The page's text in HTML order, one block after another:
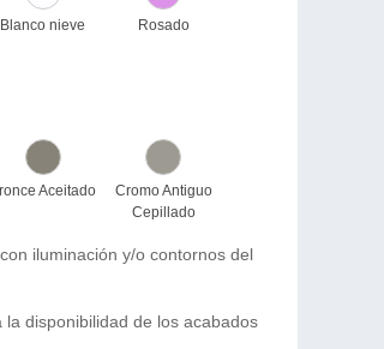
Blanco nieve Rosado
Aceitado
Cromo Antiguo
Cepillado
iluminación y/o contornos del
disponibilidad de los acabados